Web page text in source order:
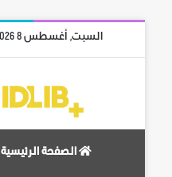
السبت, أغسطس 8 2026
الصفحة الرئيسية